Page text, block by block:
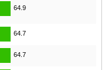
64.9
64.7
64.7